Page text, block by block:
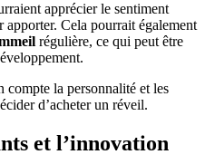
apprécier le sentiment
apporter. Cela pourrait également
régulière, ce qui peut être
compte la personnalité et les
d’acheter un réveil.
et l’innovation